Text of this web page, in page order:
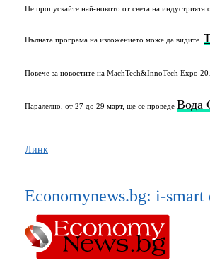
Не пропускайте най-новото от света на
Пълната програма на изложението може да видите
Повече за новостите на МachTech&InnoTech Expo
Паралелно, от 27 до 29 март, ще се проведе Вода
Линк
Economynews.bg: i-